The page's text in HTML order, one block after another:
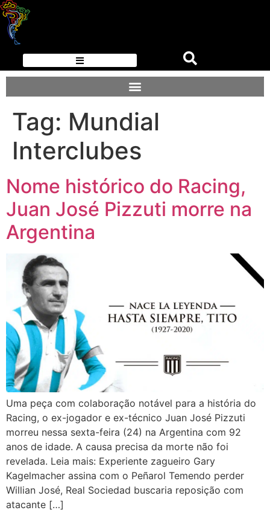
Tag: Mundial
Interclubes
Nome histórico do Racing,
Juan José Pizzuti morre na
Argentina
Uma peça com colaboração notável para a história do
Racing, o ex-jogador e ex-técnico Juan José Pizzuti
morreu nessa sexta-feira (24) na Argentina com 92
anos de idade. A causa precisa da morte não foi
revelada. Leia mais: Experiente zagueiro Gary
Kagelmacher assina com o Peñarol Temendo perder
Willian José, Real Sociedad buscaria reposição com
atacante […]